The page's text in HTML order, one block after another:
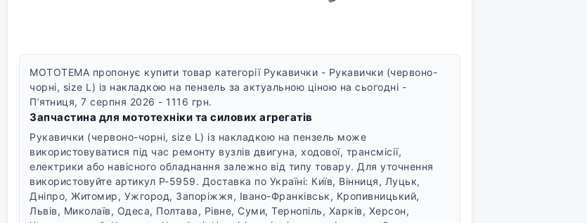
MOTOTEMA пропонує купити товар категорії Рукавички - Рукавички (червоно-
чорні, size L) із накладкою на пензель за актуальною ціною на сьогодні -
П’ятниця, 7 серпня 2026 - 1116 грн.
Запчастина для мототехніки та силових агрегатів
Рукавички (червоно-чорні, size L) із накладкою на пензель може
використовуватися під час ремонту вузлів двигуна, ходової, трансмісії,
електрики або навісного обладнання залежно від типу товару. Для уточнення
використовуйте артикул P-5959. Доставка по Україні: Київ, Вінниця, Луцьк,
Дніпро, Житомир, Ужгород, Запоріжжя, Івано-Франківськ, Кропивницький,
Львів, Миколаїв, Одеса, Полтава, Рівне, Суми, Тернопіль, Харків, Херсон,